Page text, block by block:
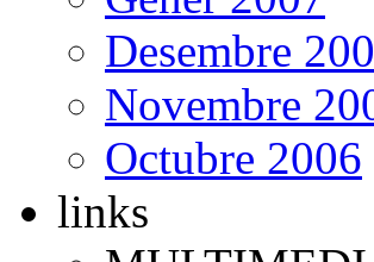
Desembre
Novembre
Octubre 2006
links